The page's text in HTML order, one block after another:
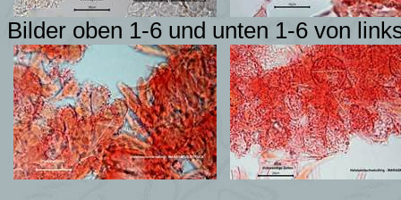
Bilder oben 1-6 und unten 1-6 von